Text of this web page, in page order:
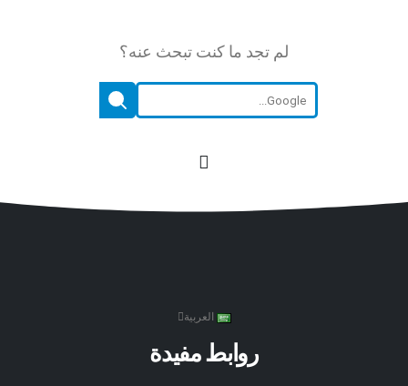
لم تجد ما كنت تبحث عنه؟
العربية
روابط مفيدة